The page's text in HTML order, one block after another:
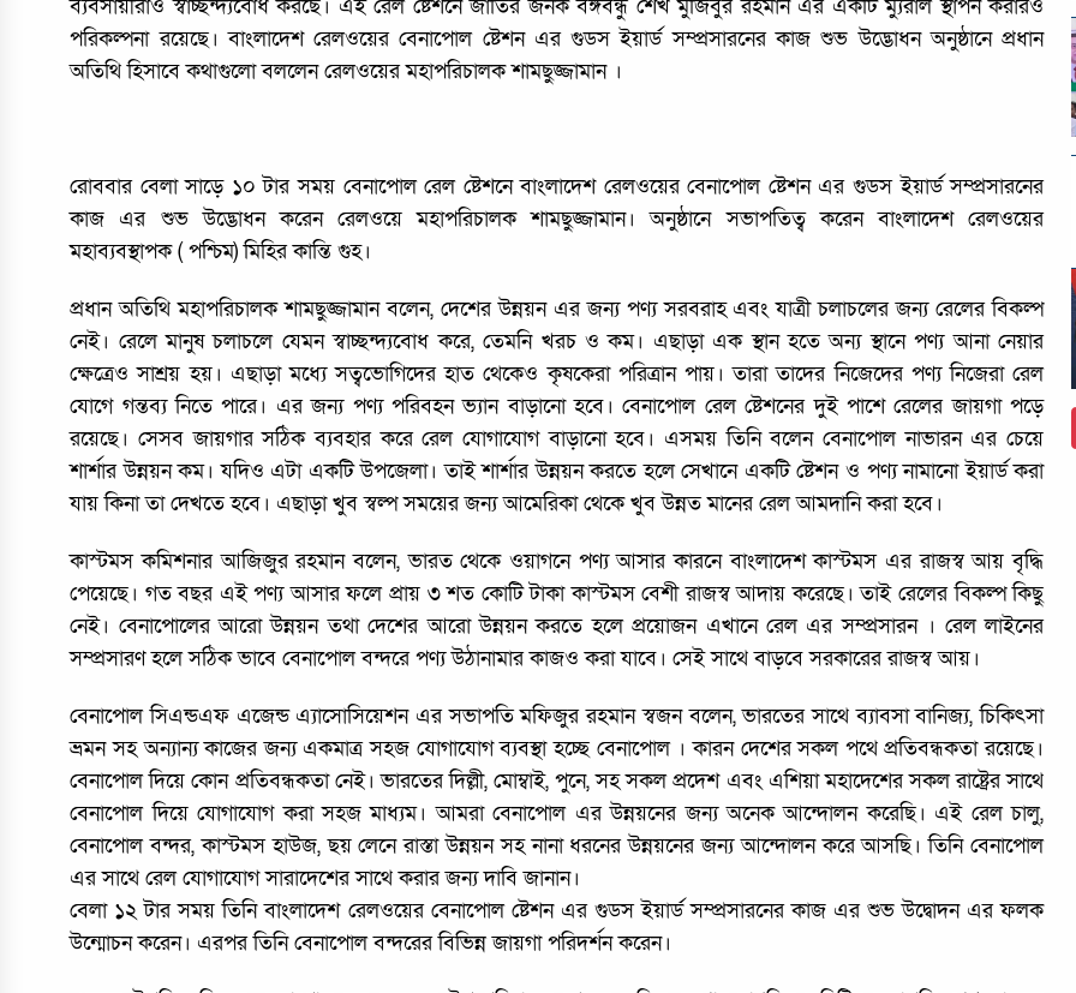
ব্যবসায়ীরাও স্বাচ্ছন্দ্যবোধ করছে। এই রেল ষ্টেশনে জাতির জনক বঙ্গবন্ধু শেখ মুজিবুর রহমান এর একটি ম্যুরাল স্থাপন করারও
পরিকল্পনা রয়েছে। বাংলাদেশ রেলওয়ের বেনাপোল ষ্টেশন এর গুডস ইয়ার্ড সম্প্রসারনের কাজ শুভ উদ্ভোধন অনুষ্ঠানে প্রধান
অতিথি হিসাবে কথাগুলো বললেন রেলওয়ের মহাপরিচালক শামছুজ্জামান ।
রোববার বেলা সাড়ে ১০ টার সময় বেনাপোল রেল ষ্টেশনে বাংলাদেশ রেলওয়ের বেনাপোল ষ্টেশন এর গুডস ইয়ার্ড সম্প্রসারনের
কাজ এর শুভ উদ্ভোধন করেন রেলওয়ে মহাপরিচালক শামছুজ্জামান। অনুষ্ঠানে সভাপতিত্ব করেন বাংলাদেশ রেলওয়ের
মহাব্যবস্থাপক ( পশ্চিম) মিহির কান্তি গুহ।
প্রধান অতিথি মহাপরিচালক শামছুজ্জামান বলেন, দেশের উন্নয়ন এর জন্য পণ্য সরবরাহ এবং যাত্রী চলাচলের জন্য রেলের বিকল্প
নেই। রেলে মানুষ চলাচলে যেমন স্বাচ্ছন্দ্যবোধ করে, তেমনি খরচ ও কম। এছাড়া এক স্থান হতে অন্য স্থানে পণ্য আনা নেয়ার
ক্ষেত্রেও সাশ্রয় হয়। এছাড়া মধ্যে সত্বভোগিদের হাত থেকেও কৃষকেরা পরিত্রান পায়। তারা তাদের নিজেদের পণ্য নিজেরা রেল
যোগে গন্তব্য নিতে পারে। এর জন্য পণ্য পরিবহন ভ্যান বাড়ানো হবে। বেনাপোল রেল ষ্টেশনের দুই পাশে রেলের জায়গা পড়ে
রয়েছে। সেসব জায়গার সঠিক ব্যবহার করে রেল যোগাযোগ বাড়ানো হবে। এসময় তিনি বলেন বেনাপোল নাভারন এর চেয়ে
শার্শার উন্নয়ন কম। যদিও এটা একটি উপজেলা। তাই শার্শার উন্নয়ন করতে হলে সেখানে একটি ষ্টেশন ও পণ্য নামানো ইয়ার্ড করা
যায় কিনা তা দেখতে হবে। এছাড়া খুব স্বল্প সময়ের জন্য আমেরিকা থেকে খুব উন্নত মানের রেল আমদানি করা হবে।
কাস্টমস কমিশনার আজিজুর রহমান বলেন, ভারত থেকে ওয়াগনে পণ্য আসার কারনে বাংলাদেশ কাস্টমস এর রাজস্ব আয় বৃদ্ধি
পেয়েছে। গত বছর এই পণ্য আসার ফলে প্রায় ৩ শত কোটি টাকা কাস্টমস বেশী রাজস্ব আদায় করেছে। তাই রেলের বিকল্প কিছু
নেই। বেনাপোলের আরো উন্নয়ন তথা দেশের আরো উন্নয়ন করতে হলে প্রয়োজন এখানে রেল এর সম্প্রসারন । রেল লাইনের
সম্প্রসারণ হলে সঠিক ভাবে বেনাপোল বন্দরে পণ্য উঠানামার কাজও করা যাবে। সেই সাথে বাড়বে সরকারের রাজস্ব আয়।
বেনাপোল সিএন্ডএফ এজেন্ড এ্যাসোসিয়েশন এর সভাপতি মফিজুর রহমান স্বজন বলেন, ভারতের সাথে ব্যাবসা বানিজ্য, চিকিৎসা
ভ্রমন সহ অন্যান্য কাজের জন্য একমাত্র সহজ যোগাযোগ ব্যবস্থা হচ্ছে বেনাপোল । কারন দেশের সকল পথে প্রতিবন্ধকতা রয়েছে।
বেনাপোল দিয়ে কোন প্রতিবন্ধকতা নেই। ভারতের দিল্লী, মোম্বাই, পুনে, সহ সকল প্রদেশ এবং এশিয়া মহাদেশের সকল রাষ্ট্রের সাথে
বেনাপোল দিয়ে যোগাযোগ করা সহজ মাধ্যম। আমরা বেনাপোল এর উন্নয়নের জন্য অনেক আন্দোলন করেছি। এই রেল চালু,
বেনাপোল বন্দর, কাস্টমস হাউজ, ছয় লেনে রাস্তা উন্নয়ন সহ নানা ধরনের উন্নয়নের জন্য আন্দোলন করে আসছি। তিনি বেনাপোল
এর সাথে রেল যোগাযোগ সারাদেশের সাথে করার জন্য দাবি জানান।
বেলা ১২ টার সময় তিনি বাংলাদেশ রেলওয়ের বেনাপোল ষ্টেশন এর গুডস ইয়ার্ড সম্প্রসারনের কাজ এর শুভ উদ্বোদন এর ফলক
উন্মোচন করেন। এরপর তিনি বেনাপোল বন্দরের বিভিন্ন জায়গা পরিদর্শন করেন।